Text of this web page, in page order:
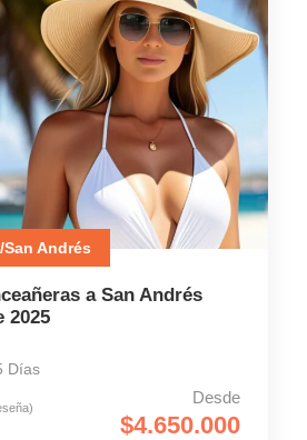
Andrés
a San Andrés
2025
Desde
$4.650.000
Días